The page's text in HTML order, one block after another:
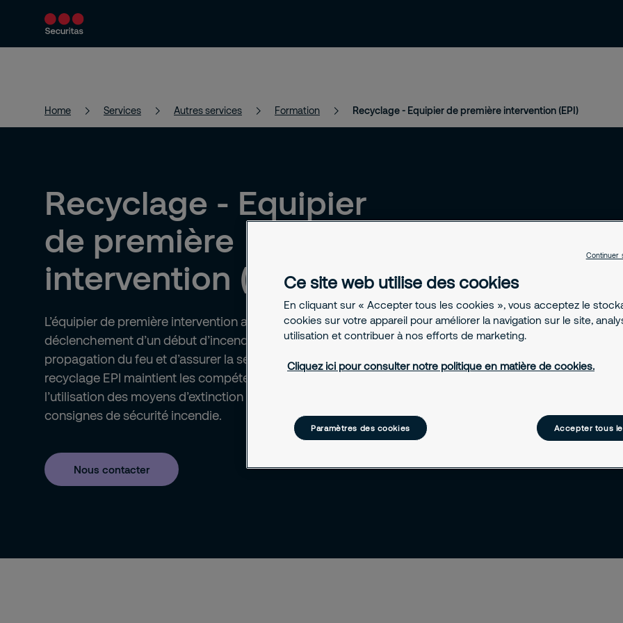
Services Solutions Actualités et ressources Contact et support Emploi
Home Services Autres services Formation Recyclage - Equipier de première intervention (EPI)
Recyclage - Equipier
de première
intervention (EPI)
L’équipier de première intervention agit dès le
déclenchement d’un début d’incendie afin de limiter la
propagation du feu et d’assurer la sécurité des personnes. Le
recyclage EPI maintient les compétences nécessaires à
l’utilisation des moyens d’extinction et au respect des
consignes de sécurité incendie.
Nous contacter
Ce site web utilise des cookies
En cliquant sur « Accepter tous les cookies », vous acceptez le
cookies sur votre appareil pour améliorer la navigation sur le site,
utilisation et contribuer à nos efforts de marketing.
Cliquez ici pour consulter notre politique en matière de cookies.
Paramètres des cookies Accepter tous
Continuer